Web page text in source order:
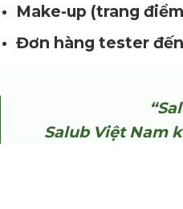
Make-up (trang
Đơn hàng tester
Salub Việt Nam